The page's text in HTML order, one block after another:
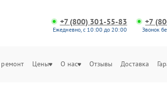
+7 (800) 301-55-83
Ежедневно, с 10:00 до 20:00
+7
Звонок
Цены О нас Отзывы Доставка